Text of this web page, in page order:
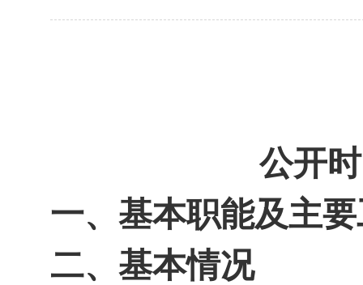
公开
一、基本职能及主
二、基本情况